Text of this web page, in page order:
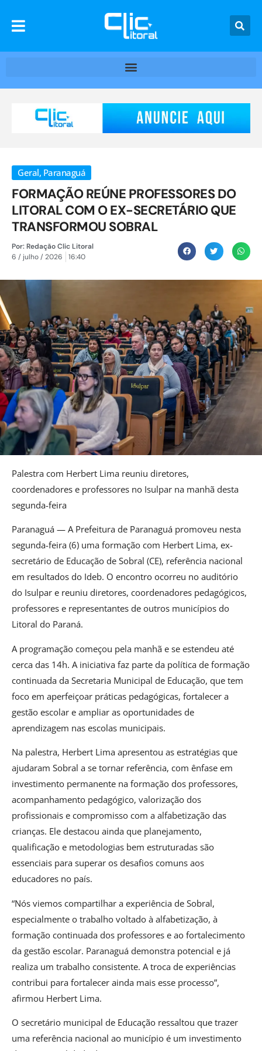
Geral, Paranaguá
FORMAÇÃO REÚNE PROFESSORES DO
LITORAL COM O EX-SECRETÁRIO QUE
TRANSFORMOU SOBRAL
Por:Redação Clic Litoral
6 / julho / 2026
16:40
Palestra com Herbert Lima reuniu diretores,
coordenadores e professores no Isulpar na manhã desta
segunda-feira
Paranaguá — A Prefeitura de Paranaguá promoveu nesta
segunda-feira (6) uma formação com Herbert Lima, ex-
secretário de Educação de Sobral (CE), referência nacional
em resultados do Ideb. O encontro ocorreu no auditório
do Isulpar e reuniu diretores, coordenadores pedagógicos,
professores e representantes de outros municípios do
Litoral do Paraná.
A programação começou pela manhã e se estendeu até
cerca das 14h. A iniciativa faz parte da política de formação
continuada da Secretaria Municipal de Educação, que tem
foco em aperfeiçoar práticas pedagógicas, fortalecer a
gestão escolar e ampliar as oportunidades de
aprendizagem nas escolas municipais.
Na palestra, Herbert Lima apresentou as estratégias que
ajudaram Sobral a se tornar referência, com ênfase em
investimento permanente na formação dos professores,
acompanhamento pedagógico, valorização dos
profissionais e compromisso com a alfabetização das
crianças. Ele destacou ainda que planejamento,
qualificação e metodologias bem estruturadas são
essenciais para superar os desafios comuns aos
educadores no país.
“Nós viemos compartilhar a experiência de Sobral,
especialmente o trabalho voltado à alfabetização, à
formação continuada dos professores e ao fortalecimento
da gestão escolar. Paranaguá demonstra potencial e já
realiza um trabalho consistente. A troca de experiências
contribui para fortalecer ainda mais esse processo”,
afirmou Herbert Lima.
O secretário municipal de Educação ressaltou que trazer
uma referência nacional ao município é um investimento